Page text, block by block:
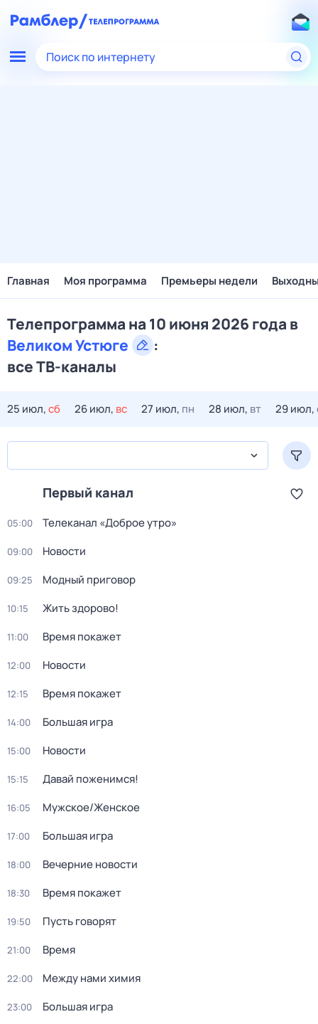
Поиск по интернету
Главная Моя программа Премьеры недели
Телепрограмма на 10 июня 2026 года в
Великом Устюге
:
все ТВ-каналы
25 июл,сб 26 июл, вс 27 июл, пн 28 июл, вт 29 июл,
Первый канал
05:00 Телеканал «Доброе утро»
09:00 Новости
09:25 Модный приговор
10:15 Жить здорово!
11:00 Время покажет
12:00 Новости
12:15 Время покажет
14:00 Большая игра
15:00 Новости
15:15 Давай поженимся!
16:05 Мужское/Женское
17:00 Большая игра
18:00 Вечерние новости
18:30 Время покажет
19:50 Пусть говорят
21:00 Время
22:00 Между нами химия
23:00 Большая игра